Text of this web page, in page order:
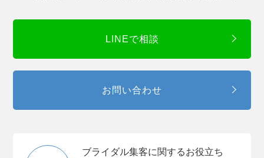
LINEで相談
お問い合わせ
ブライダル集客に関するお役立ち